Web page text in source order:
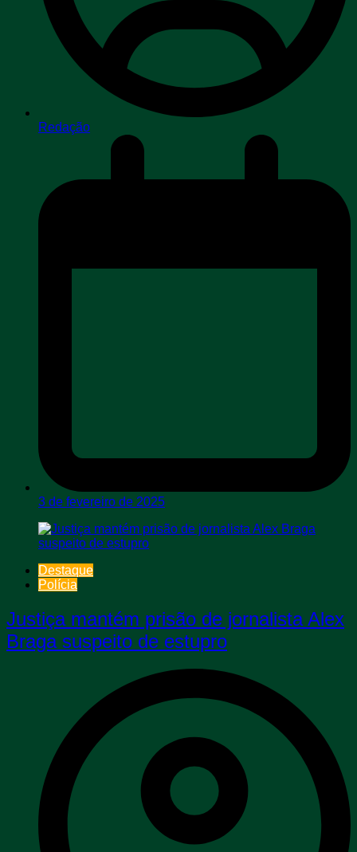
Redação
3 de fevereiro de 2025
Destaque
Polícia
Justiça mantém prisão de jornalista Alex
Braga suspeito de estupro